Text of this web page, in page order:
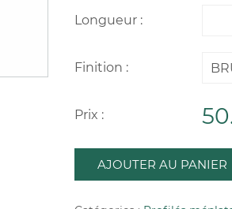
Longueur :
Finition :
Prix :
AJOUTER AU PANIER